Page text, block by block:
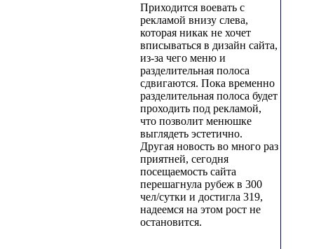
Приходится воевать с
рекламой внизу слева,
которая никак не хочет
вписываться в дизайн сайта,
из-за чего меню и
разделительная полоса
сдвигаются. Пока временно
разделительная полоса будет
проходить под рекламой,
что позволит менюшке
выглядеть эстетично.
Другая новость во много раз
приятней, сегодня
посещаемость сайта
перешагнула рубеж в 300
чел/сутки и достигла 319,
надеемся на этом рост не
остановится.